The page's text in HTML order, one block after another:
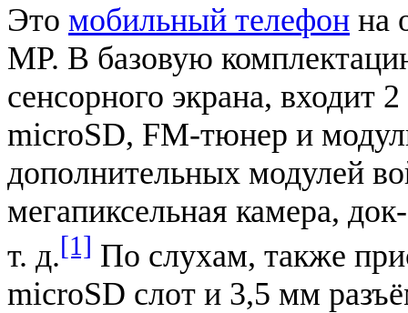
Это мобильный телефон на
MP. В базовую
сенсорного экрана, входит
microSD, FM-тюнер и
дополнительных модулей
мегапиксельная камера,
т. д.[1] По слухам, также
microSD слот и 3,5 мм